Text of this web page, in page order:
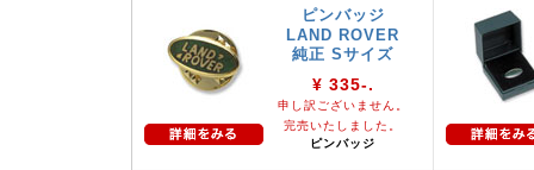
ピンバッジ
LAND ROVER
純正 Sサイズ
¥ 335-.
申し訳ございません。
完売いたしました。
ピンバッジ